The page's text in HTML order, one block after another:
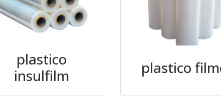
plastico
insulfilm
plastico